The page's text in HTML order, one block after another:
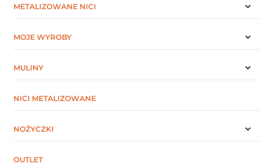
METALIZOWANE NICI
MOJE WYROBY
MULINY
NICI METALIZOWANE
NOŻYCZKI
OUTLET